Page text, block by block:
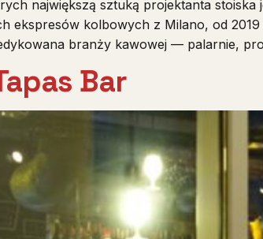
największą sztuką projektanta
ekspresów kolbowych z Milano, od
branży kawowej — palarnie,
Bar